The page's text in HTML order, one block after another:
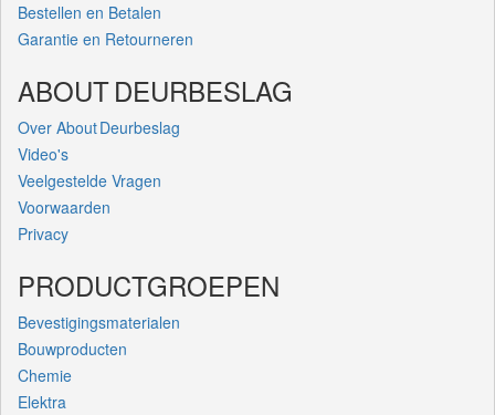
Bestellen en Betalen
Garantie en Retourneren
ABOUT DEURBESLAG
Over About Deurbeslag
Video's
Veelgestelde Vragen
Voorwaarden
Privacy
PRODUCTGROEPEN
Bevestigingsmaterialen
Bouwproducten
Chemie
Elektra